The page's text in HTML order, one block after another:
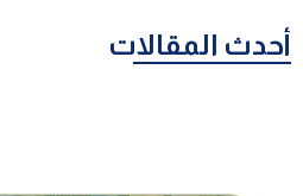
أحدث المقالات